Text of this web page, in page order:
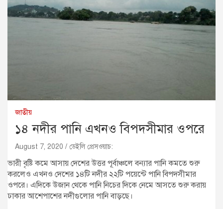
জাতীয়
১৪ নদীর পানি এখনও বিপদসীমার ওপরে
August 7, 2020 ডেইলি প্রেসওয়াচ:
ভারী বৃষ্টি কমে আসায় দেশের উত্তর পূর্বাঞ্চলে বন্যার পানি কমতে শুরু
করলেও এখনও দেশের ১৪টি নদীর ২২টি পয়েন্টে পানি বিপদসীমার
ওপরে। এদিকে উজান থেকে পানি নিচের দিকে নেমে আসতে শুরু করায়
ঢাকার আশেপাশের নদীগুলোর পানি বাড়ছে।